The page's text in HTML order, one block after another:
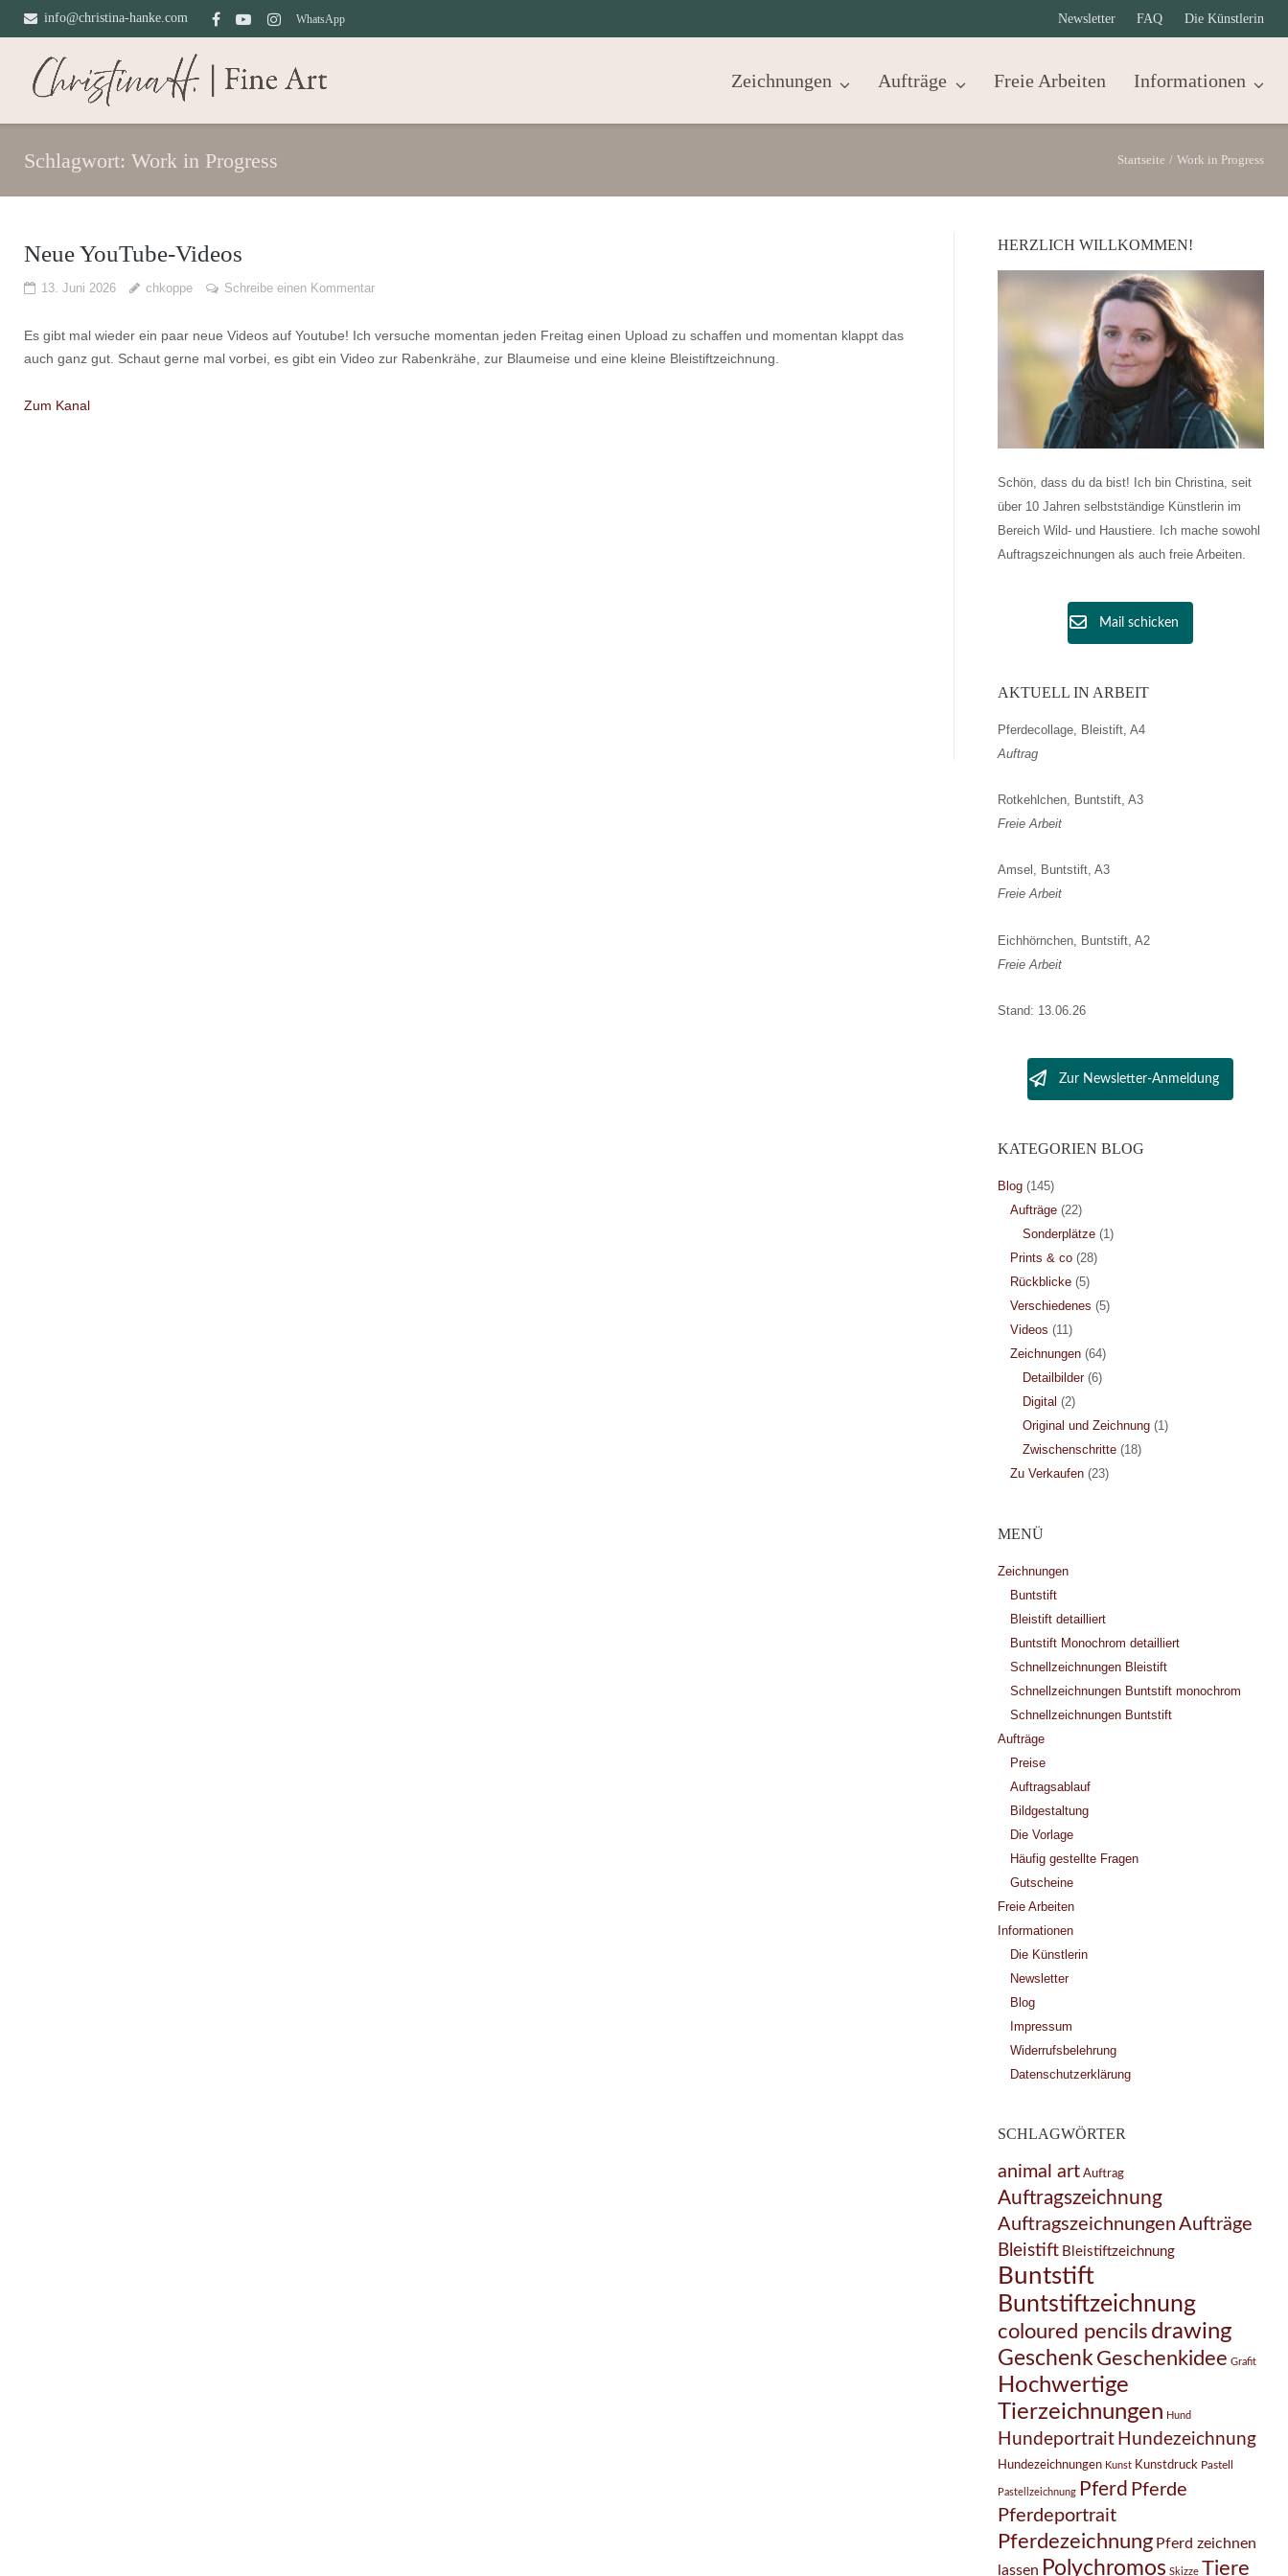
Direkt
info@christina-hanke.com WhatsApp Newsletter FAQ Die Künstlerin
Zeichnungen Aufträge Freie Arbeiten Informationen
Schlagwort: Work in Progress Startseite / Work in Progress
Neue YouTube-Videos
13. Juni 2026 chkoppe Schreibe einen Kommentar
Es gibt mal wieder ein paar neue Videos auf Youtube! Ich versuche momentan jeden Freitag einen Upload zu schaffen und momentan klappt das
auch ganz gut. Schaut gerne mal vorbei, es gibt ein Video zur Rabenkrähe, zur Blaumeise und eine kleine Bleistiftzeichnung.
Zum Kanal
HERZLICH WILLKOMMEN!
Schön, dass du da bist! Ich bin Christina, seit
über 10 Jahren selbstständige Künstlerin im
Bereich Wild- und Haustiere. Ich mache sowohl
Auftragszeichnungen als auch freie Arbeiten.
Mail schicken
AKTUELL IN ARBEIT
Pferdecollage, Bleistift, A4
Auftrag
Rotkehlchen, Buntstift, A3
Freie Arbeit
Amsel, Buntstift, A3
Freie Arbeit
Eichhörnchen, Buntstift, A2
Freie Arbeit
Stand: 13.06.26
Zur Newsletter-Anmeldung
KATEGORIEN BLOG
Blog(145)
Aufträge(22)
Sonderplätze(1)
Prints & co(28)
Rückblicke(5)
Verschiedenes (5)
Videos (11)
Zeichnungen(64)
Detailbilder(6)
Digital (2)
Original und Zeichnung(1)
Zwischenschritte(18)
Zu Verkaufen(23)
MENÜ
Zeichnungen
Buntstift
Bleistift detailliert
Buntstift Monochrom detailliert
Schnellzeichnungen Bleistift
Schnellzeichnungen Buntstift monochrom
Schnellzeichnungen Buntstift
Aufträge
Preise
Auftragsablauf
Bildgestaltung
Die Vorlage
Häufig gestellte Fragen
Gutscheine
Freie Arbeiten
Informationen
Die Künstlerin
Newsletter
Blog
Impressum
Widerrufsbelehrung
Datenschutzerklärung
SCHLAGWÖRTER
animal art Auftrag
Auftragszeichnung
Auftragszeichnungen Aufträge
Bleistift Bleistiftzeichnung
Buntstift
Buntstiftzeichnung
coloured pencils drawing
Geschenk Geschenkidee Grafit
Hochwertige
Tierzeichnungen Hund
Hundeportrait Hundezeichnung
Hundezeichnungen Kunst Kunstdruck Pastell
Pastellzeichnung Pferd Pferde
Pferdeportrait
Pferdezeichnung Pferd zeichnen
lassen Polychromos Skizze Tiere